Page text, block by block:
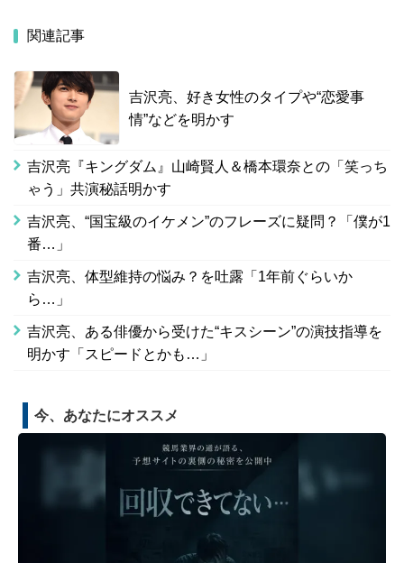
関連記事
吉沢亮、好き女性のタイプや“恋愛事
情”などを明かす
吉沢亮『キングダム』山崎賢人＆橋本環奈との「笑っち
ゃう」共演秘話明かす
吉沢亮、“国宝級のイケメン”のフレーズに疑問？「僕が1
番…」
吉沢亮、体型維持の悩み？を吐露「1年前ぐらいか
ら…」
吉沢亮、ある俳優から受けた“キスシーン”の演技指導を
明かす「スピードとかも…」
今、あなたにオススメ